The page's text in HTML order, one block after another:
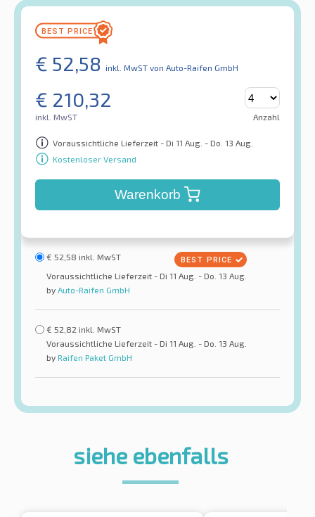
€ 52,58 inkl. MwST von Auto-Raifen GmbH
€ 210,32
inkl. MwST Anzahl
Voraussichtliche Lieferzeit - Di 11 Aug. - Do. 13 Aug.
Kostenloser Versand
Warenkorb
€ 52,58 inkl. MwST
Voraussichtliche Lieferzeit - Di 11 Aug. - Do. 13 Aug.
by Auto-Raifen GmbH
€ 52,82 inkl. MwST
Voraussichtliche Lieferzeit - Di 11 Aug. - Do. 13 Aug.
by Raifen Paket GmbH
siehe ebenfalls